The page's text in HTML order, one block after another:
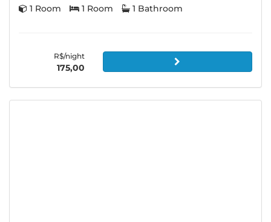
1 Room 1 Room 1 Bathroom
R$/night
175,00